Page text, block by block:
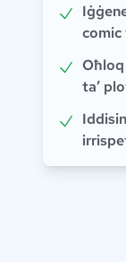
ta’